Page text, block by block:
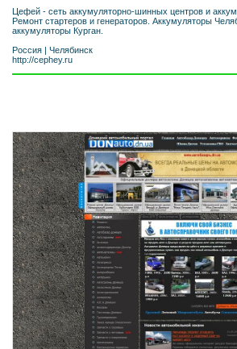
Цефей - сеть аккумуляторно-шинных центров и
Ремонт стартеров и генераторов. Аккумуляторы
аккумуляторы Курган.
Россия | Челябинск
http://cephey.ru